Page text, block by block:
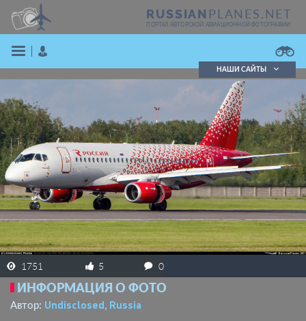
RUSSIAN PLANES.NET
ПОРТАЛ АВТОРСКОЙ АВИАЦИОННОЙ ФОТОГРАФИИ
ВОЙТИ
ЗАРЕГИСТРИРОВАТЬСЯ
Поиск в реестре
Кратко
Подробно
НАШИ САЙТЫ
1751 5 0
ИНФОРМАЦИЯ О ФОТО
Автор: Undisclosed, Russia